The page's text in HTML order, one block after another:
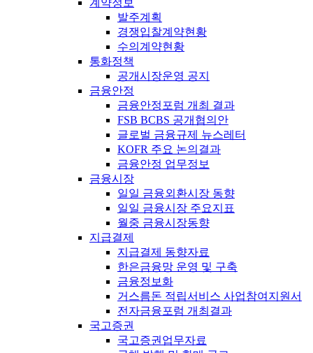
계약정보
발주계획
경쟁입찰계약현황
수의계약현황
통화정책
공개시장운영 공지
금융안정
금융안정포럼 개최 결과
FSB BCBS 공개협의안
글로벌 금융규제 뉴스레터
KOFR 주요 논의결과
금융안정 업무정보
금융시장
일일 금융외환시장 동향
일일 금융시장 주요지표
월중 금융시장동향
지급결제
지급결제 동향자료
한은금융망 운영 및 구축
금융정보화
거스름돈 적립서비스 사업참여지원서
전자금융포럼 개최결과
국고증권
국고증권업무자료